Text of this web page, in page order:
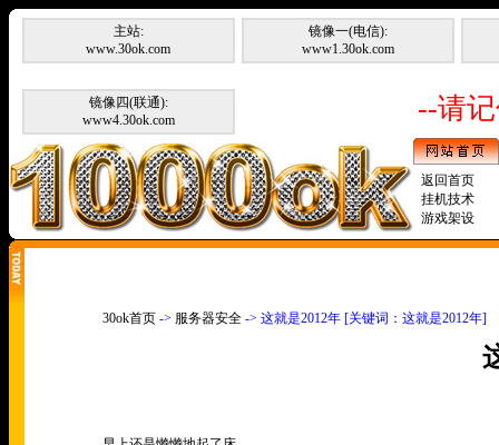
主站:
www.30ok.com
镜像一(电信):
www1.30ok.com
镜像四(联通):
www4.30ok.com
--请
返回首页
挂机技术
游戏架设
30ok首页 -> 服务器安全 -> 这就是2012年 [关键词：这就是2012年]